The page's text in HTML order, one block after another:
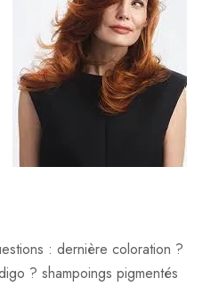
: dernière coloration ?
? shampoings pigmentés